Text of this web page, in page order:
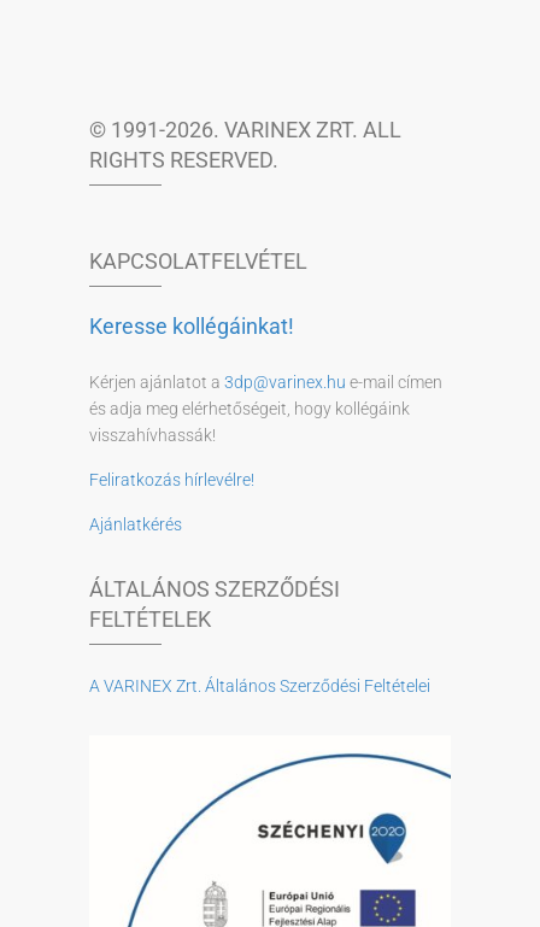
© 1991-2026. VARINEX ZRT. ALL
RIGHTS RESERVED.
KAPCSOLATFELVÉTEL
Keresse kollégáinkat!
Kérjen ajánlatot a 3dp@varinex.hu e-mail címen
és adja meg elérhetőségeit, hogy kollégáink
visszahívhassák!
Feliratkozás hírlevélre!
Ajánlatkérés
ÁLTALÁNOS SZERZŐDÉSI
FELTÉTELEK
A VARINEX Zrt. Általános Szerződési Feltételei